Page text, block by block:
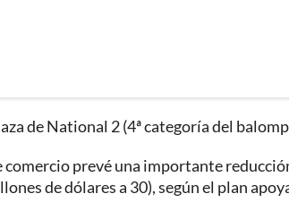
de National 2 (4ª categoría del
prevé una importante
de dólares a 30), según el plan